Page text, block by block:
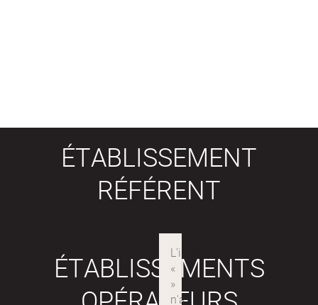
ÉTABLISSEMENT
RÉFÉRENT
ÉTABLISSEMENTS